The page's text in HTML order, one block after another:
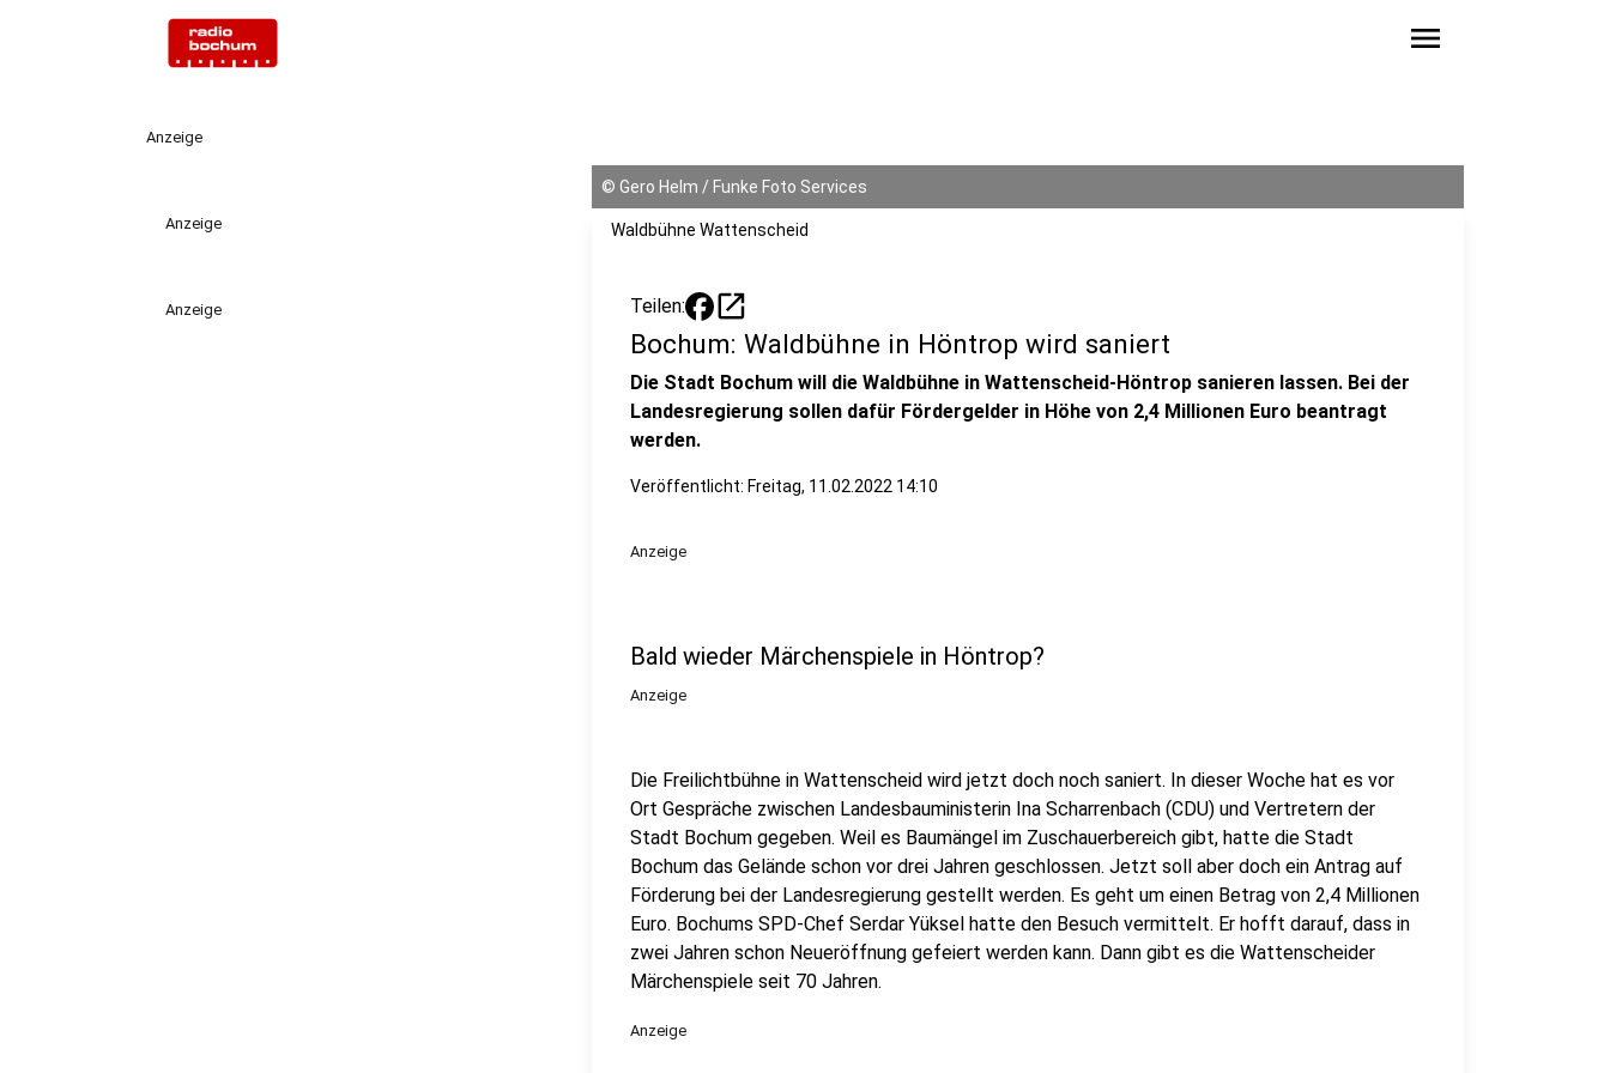
menu
Anzeige
Anzeige
Anzeige
© Gero Helm / Funke Foto Services
Waldbühne Wattenscheid
Teilen: open_in_new
Bochum: Waldbühne in Höntrop wird saniert
Die Stadt Bochum will die Waldbühne in Wattenscheid-Höntrop sanieren lassen. Bei der
Landesregierung sollen dafür Fördergelder in Höhe von 2,4 Millionen Euro beantragt
werden.
Veröffentlicht: Freitag, 11.02.2022 14:10
Anzeige
Bald wieder Märchenspiele in Höntrop?
Anzeige
Die Freilichtbühne in Wattenscheid wird jetzt doch noch saniert. In dieser Woche hat es vor
Ort Gespräche zwischen Landesbauministerin Ina Scharrenbach (CDU) und Vertretern der
Stadt Bochum gegeben. Weil es Baumängel im Zuschauerbereich gibt, hatte die Stadt
Bochum das Gelände schon vor drei Jahren geschlossen. Jetzt soll aber doch ein Antrag auf
Förderung bei der Landesregierung gestellt werden. Es geht um einen Betrag von 2,4 Millionen
Euro. Bochums SPD-Chef Serdar Yüksel hatte den Besuch vermittelt. Er hofft darauf, dass in
zwei Jahren schon Neueröffnung gefeiert werden kann. Dann gibt es die Wattenscheider
Märchenspiele seit 70 Jahren.
Anzeige